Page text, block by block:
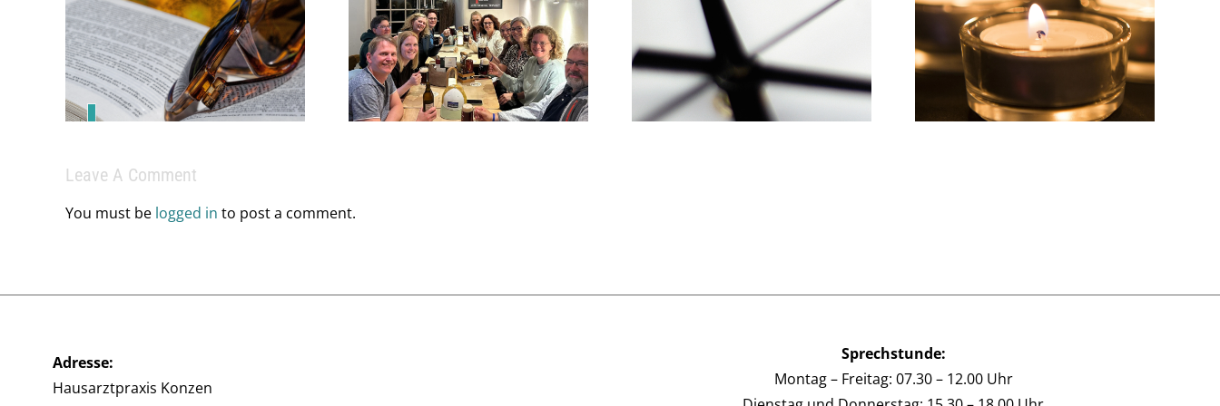
braucht mehr als
medizinisches
Fachwissen – sie
braucht ein starkes
Team.
Info zu
Praxissprechzeiten im
Juni
Ein letzter Gruß…
Wir wünschen einen
schönen Sommer!
Leave A Comment
You must be logged in to post a comment.
Adresse:
Hausarztpraxis Konzen
Sprechstunde:
Montag – Freitag: 07.30 – 12.00 Uhr